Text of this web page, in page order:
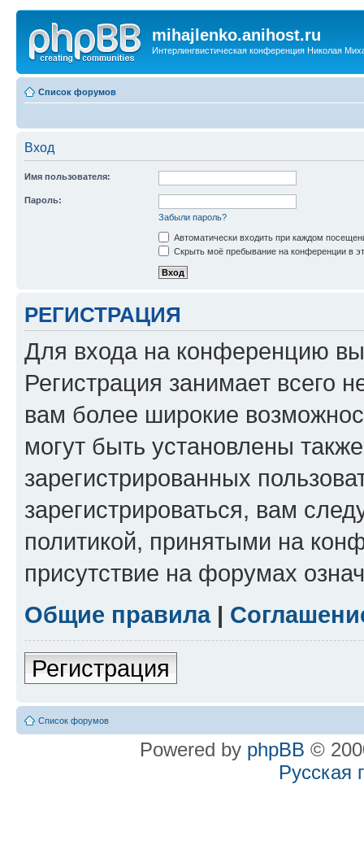
mihajlenko.anihost.ru
Интерлингвистическая конференция Николая
Список форумов
Вход
Имя пользователя:
Пароль:
Забыли пароль?
Автоматически входить при каждом
Скрыть моё пребывание на конференции в
РЕГИСТРАЦИЯ
Для входа на конференцию
Регистрация занимает всего
вам более широкие
могут быть установлены
зарегистрированных
зарегистрироваться, вам
политикой, принятыми на
присутствие на форумах
Общие правила|
Регистрация
Список форумов
Powered by phpBB ©
Русская